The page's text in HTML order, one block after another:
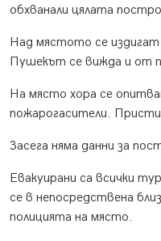
обхванали цялата
Над мястото се издигат
Пушекът се вижда и от
На място хора се
пожарогасители.
Засега няма данни за
Евакуирани са всички
се в непосредствена
полицията на място.